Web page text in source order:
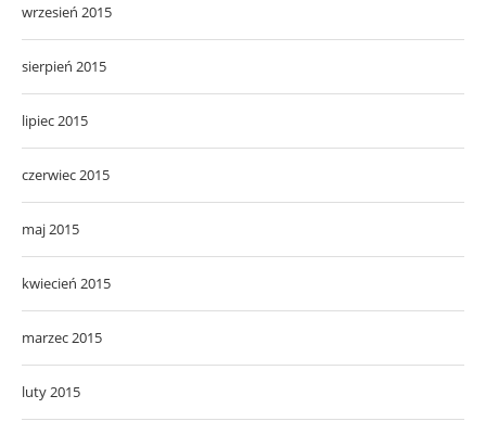
wrzesień 2015
sierpień 2015
lipiec 2015
czerwiec 2015
maj 2015
kwiecień 2015
marzec 2015
luty 2015